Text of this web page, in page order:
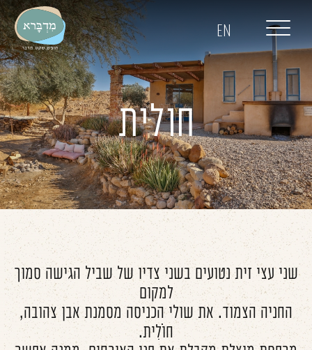
EN
חולית
שני עצי זית נטועים בשני צדיו של שביל הגישה סמוך
למקום
החניה הצמוד. את שולי הכניסה מסמנת אבן צהובה,
חוֹלִית.